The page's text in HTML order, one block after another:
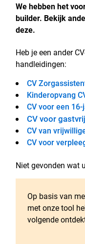
We hebben het
builder. Bekijk
deze.
Heb je een ander
handleidingen:
CV
Kinderopvang
CV voor een
CV voor
CV van
CV voor
Niet gevonden wat
Op basis van
met onze tool
volgende